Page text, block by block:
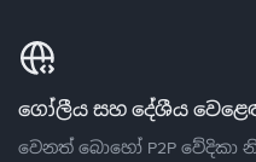
ගෝලීය සහ දේශීය
වෙනත් බොහෝ P2P